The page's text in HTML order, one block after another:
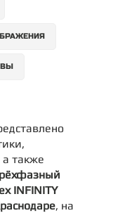
также
INFINITY
, на